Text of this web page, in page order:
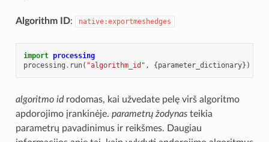
Algorithm ID: native:exportmeshedges
import processing
processing . run( "algorithm_id" , {parameter_dictionary})
algoritmo idrodomas, kai užvedate pelę virš algoritmo
apdorojimo įrankinėje. parametrų žodynasteikia
parametrų pavadinimus ir reikšmes. Daugiau